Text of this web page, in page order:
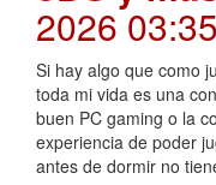
2026 03:35
Si hay algo que como
toda mi vida es una
buen PC gaming o la
experiencia de poder
antes de dormir no